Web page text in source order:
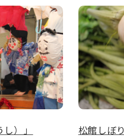
）」
松館しぼ